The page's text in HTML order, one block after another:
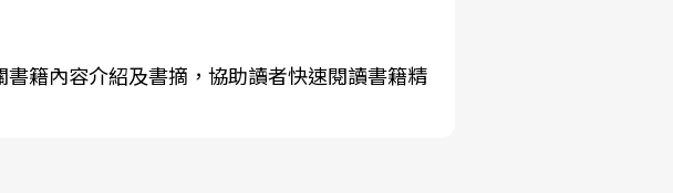
籍內容介紹及書摘，協助讀者快速閱讀書籍精